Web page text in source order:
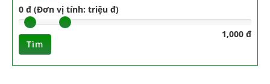
0 đ (Đơn vị tính: triệu đ)
1,000 đ
Tìm